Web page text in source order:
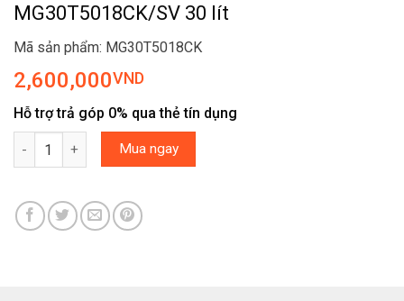
MG30T5018CK/SV 30 lít
Mã sản phẩm: MG30T5018CK
2,600,000VND
Hỗ trợ trả góp 0% qua thẻ tín dụng
Lò vi sóng có nướng Samsung MG30T5018CK/SV 30 lít số lượng
Mua ngay